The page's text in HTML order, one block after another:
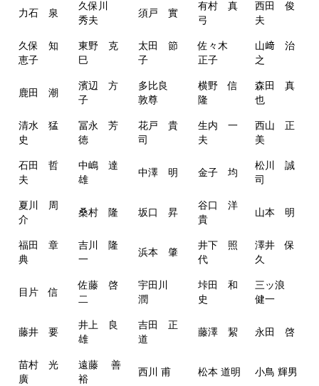
力石 泉
久保川
秀夫
須戸 實
有村 真
弓
西田 俊
夫
久保 知
恵子
東野 克
巳
太田 節
子
佐々木
正子
山﨑 治
之
鹿田 潮
濱辺 方
子
多比良
敦尊
横野 信
隆
森田 真
也
清水 猛
史
冨永 芳
徳
花戸 貴
司
生内 一
夫
西山 正
美
石田 哲
夫
中嶋 達
雄
中澤 明 金子 均
松川 誠
司
夏川 周
介
桑村 隆 坂口 昇
谷口 洋
貴
山本 明
福田 章
典
吉川 隆
一
浜本 肇
井下 照
代
澤井 保
久
目片 信
佐藤 啓
二
宇田川
潤
垰田 和
史
三ッ浪
健一
藤井 要
井上 良
雄
吉田 正
道
藤澤 絜 永田 啓
苗村 光
廣
遠藤 善
裕
西川 甫 松本 道明 小鳥 輝男